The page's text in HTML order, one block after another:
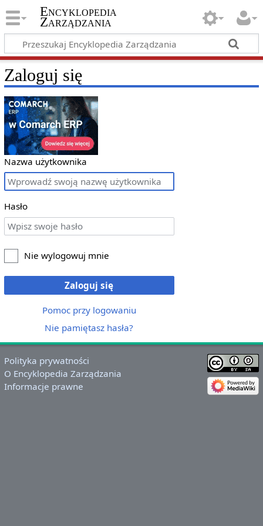
Encyklopedia
Zarządzania
Zaloguj się
Nazwa użytkownika
Hasło
Nie wylogowuj mnie
Zaloguj się
Pomoc przy logowaniu
Nie pamiętasz hasła?
Polityka prywatności
O Encyklopedia Zarządzania
Informacje prawne